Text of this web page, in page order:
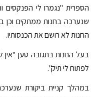
הספרית "נגמרו לי הפנקסים
שנערכה בחנות ממתקים וכן
החנות לא רושם את הכנסותיו.
בעל החנות בתגובה טען "אין
לפתוח לי תיק".
במהלך קניית ביקורת